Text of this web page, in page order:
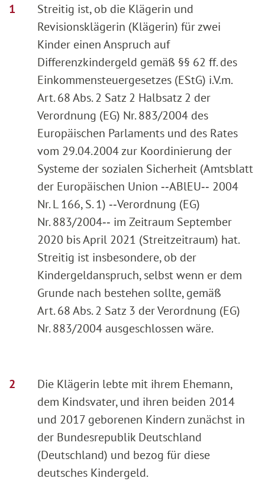
Streitig ist, ob die Klägerin und
Revisionsklägerin (Klägerin) für zwei
Kinder einen Anspruch auf
Differenzkindergeld gemäß §§ 62 ff. des
Einkommensteuergesetzes (EStG) i.V.m.
Art. 68 Abs. 2 Satz 2 Halbsatz 2 der
Verordnung (EG) Nr. 883/2004 des
Europäischen Parlaments und des Rates
vom 29.04.2004 zur Koordinierung der
Systeme der sozialen Sicherheit (Amtsblatt
der Europäischen Union ‑‑ABlEU‑‑ 2004
Nr. L 166, S. 1) ‑‑Verordnung (EG)
Nr. 883/2004‑‑ im Zeitraum September
2020 bis April 2021 (Streitzeitraum) hat.
Streitig ist insbesondere, ob der
Kindergeldanspruch, selbst wenn er dem
Grunde nach bestehen sollte, gemäß
Art. 68 Abs. 2 Satz 3 der Verordnung (EG)
Nr. 883/2004 ausgeschlossen wäre.
Die Klägerin lebte mit ihrem Ehemann,
dem Kindsvater, und ihren beiden 2014
und 2017 geborenen Kindern zunächst in
der Bundesrepublik Deutschland
(Deutschland) und bezog für diese
deutsches Kindergeld.